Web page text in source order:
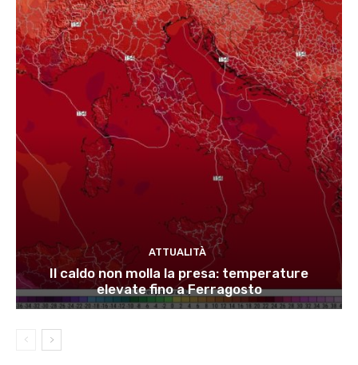
ATTUALITÀ
Il caldo non molla la presa: temperature
elevate fino a Ferragosto